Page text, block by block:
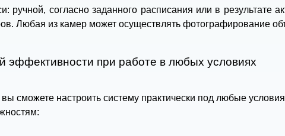
ручной, согласно заданного расписания или в результате
Любая из камер может осуществлять фотографирование
эффективности при работе в любых условиях
сможете настроить систему практически под любые